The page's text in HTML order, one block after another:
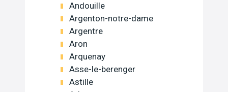
Andouille
Argenton-notre-dame
Argentre
Aron
Arquenay
Asse-le-berenger
Astille